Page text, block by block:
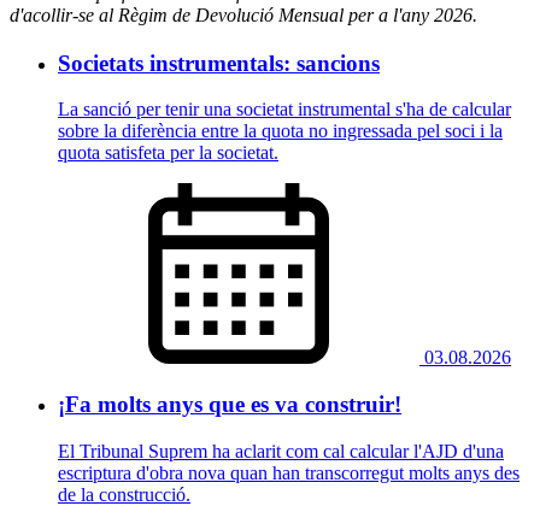
d'acollir-se al Règim de Devolució Mensual per a l'any 2026.
Societats instrumentals: sancions
La sanció per tenir una societat instrumental s'ha de calcular
sobre la diferència entre la quota no ingressada pel soci i la
quota satisfeta per la societat.
03.08.2026
¡Fa molts anys que es va construir!
El Tribunal Suprem ha aclarit com cal calcular l'AJD d'una
escriptura d'obra nova quan han transcorregut molts anys des
de la construcció.